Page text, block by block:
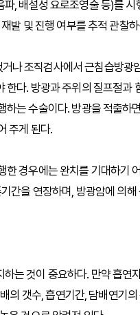
, 배설성 요로조영술 등)를
발 및 진행 여부를 추적 관찰
나 조직검사에서 근침습방광
다. 방광과 주위의 질프절과
는 수술이다. 방광을 적출하
주게 된다.
경우에는 완치를 기대하기
간을 연장하며, 방광암에 의
는 것이 중요하다. 만약 흡연
의 갯수, 흡연기간, 담배연기